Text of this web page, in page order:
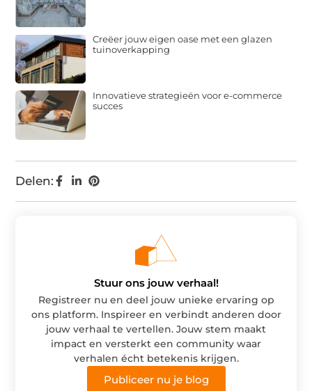
Delen:
Creëer jouw eigen oase met een glazen
tuinoverkapping
Innovatieve strategieën voor e-commerce
succes
Stuur ons jouw verhaal!
Registreer nu en deel jouw unieke ervaring op
ons platform. Inspireer en verbindt anderen door
jouw verhaal te vertellen. Jouw stem maakt
impact en versterkt een community waar
verhalen écht betekenis krijgen.
Publiceer nu je blog